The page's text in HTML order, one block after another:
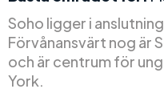
Soho ligger i
Förvånansvärt nog är
och är centrum för
York.